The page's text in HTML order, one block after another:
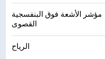
مؤشر الأشعة فوق البنفسجية
القصوى
الرياح